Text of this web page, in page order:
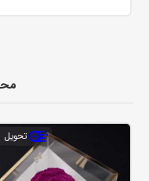
تحویل